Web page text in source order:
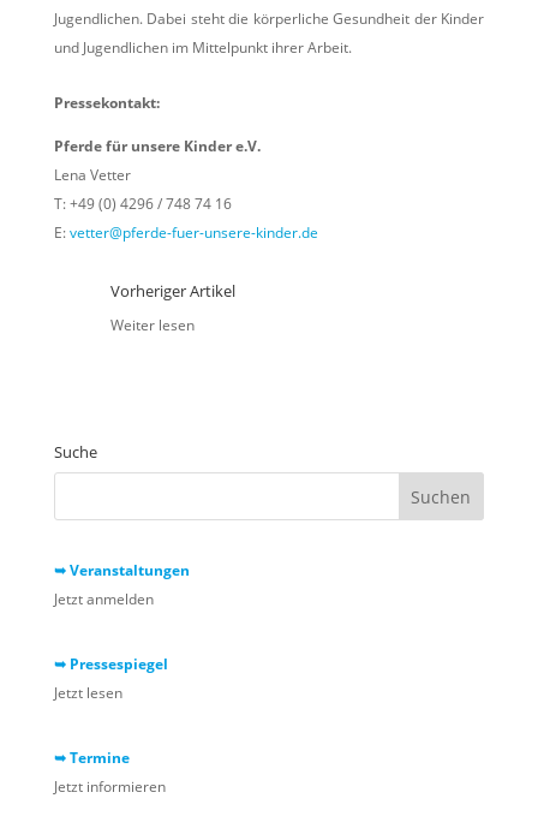
Jugendlichen. Dabei steht die körperliche Gesundheit der Kinder
und Jugendlichen im Mittelpunkt ihrer Arbeit.
Pressekontakt:
Pferde für unsere Kinder e.V.
Lena Vetter
T: +49 (0) 4296 / 748 74 16
E:vetter@pferde-fuer-unsere-kinder.de
Vorheriger Artikel
Weiter lesen
Suche
➥ Veranstaltungen
Jetzt anmelden
➥ Pressespiegel
Jetzt lesen
➥ Termine
Jetzt informieren